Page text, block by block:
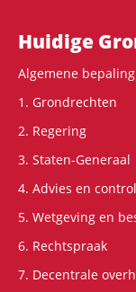
Huidige
Algemene bepaling
1. Grondrechten
2. Regering
3. Staten-Generaal
4. Advies en
5. Wetgeving en
6. Rechtspraak
7. Decentrale